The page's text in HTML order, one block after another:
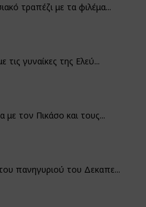
τραπέζι με τα φιλέμα...
τις γυναίκες της Ελεύ...
με τον Πικάσο και τους...
πανηγυριού του Δεκαπε...